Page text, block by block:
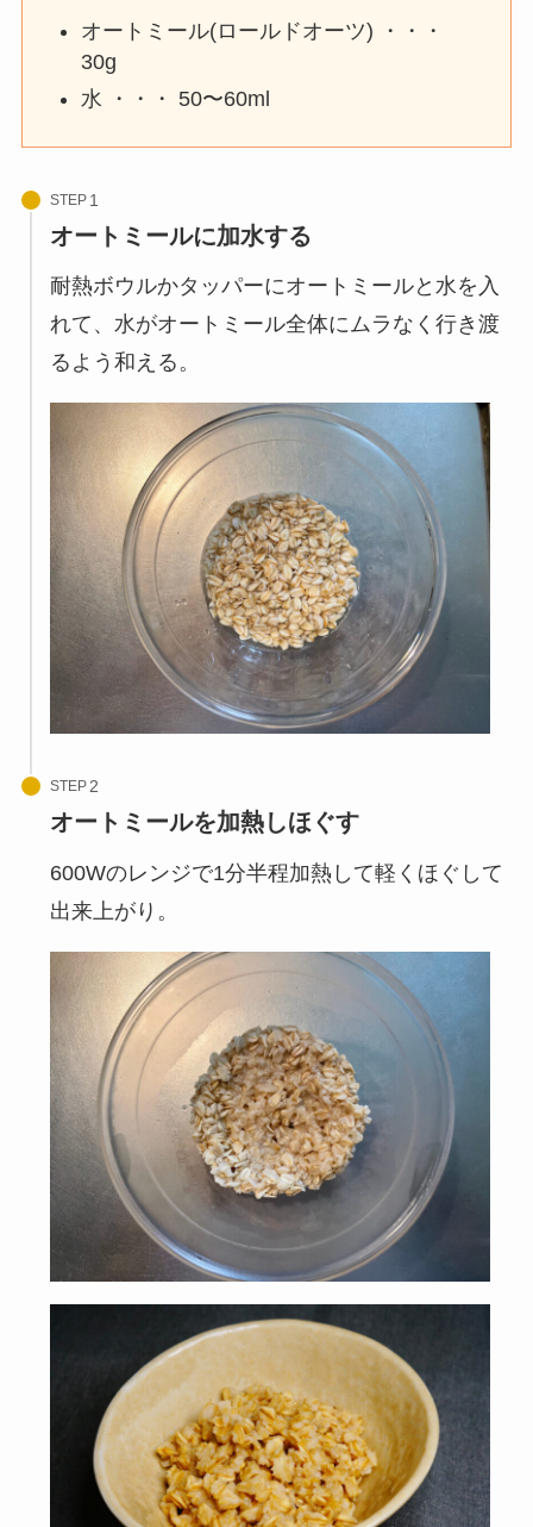
オートミール(ロールドオーツ) ・・・
30g
水 ・・・ 50〜60ml
STEP
オートミールに加水する
耐熱ボウルかタッパーにオートミールと水を入
れて、水がオートミール全体にムラなく行き渡
るよう和える。
STEP
オートミールを加熱しほぐす
600Wのレンジで1分半程加熱して軽くほぐして
出来上がり。